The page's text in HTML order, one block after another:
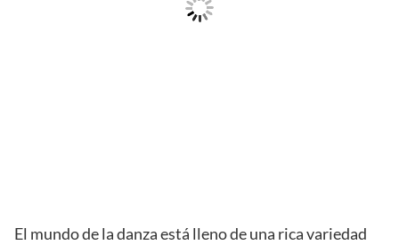
El mundo de la danza está lleno de una rica variedad